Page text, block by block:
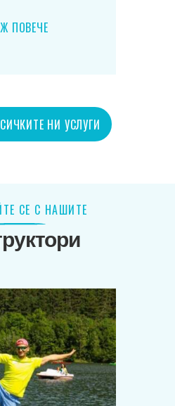
ПОВЕЧЕ
НИ УСЛУГИ
СЕ С НАШИТЕ